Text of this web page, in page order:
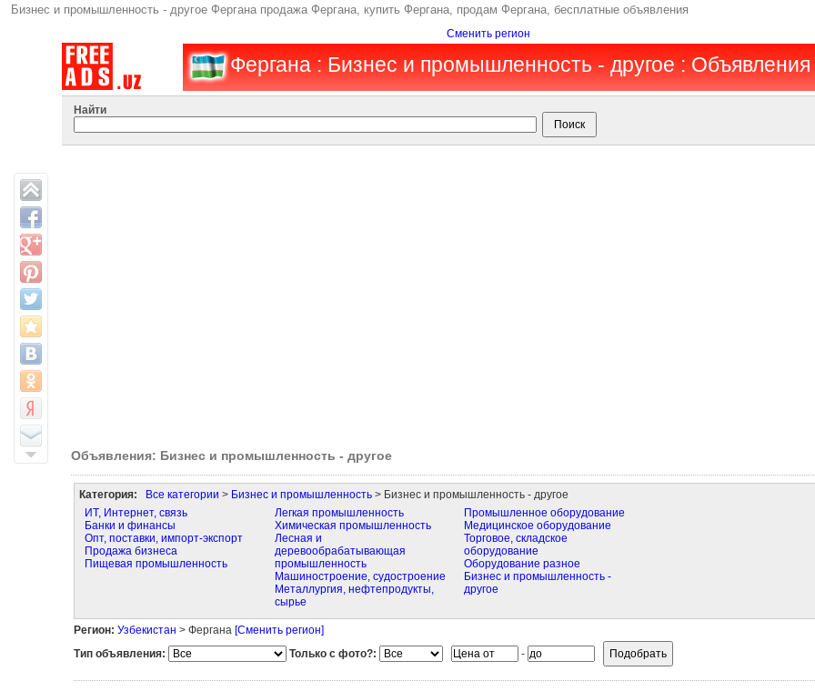
Бизнес и промышленность - другое Фергана продажа Фергана, купить Фергана, продам Фергана, бесплатные объявления
Сменить регион
Фергана : Бизнес и промышленность - другое : Объявления
Найти
Объявления: Бизнес и промышленность - другое
Категория: Все категории > Бизнес и промышленность> Бизнес и промышленность - другое
ИТ, Интернет, связь
Банки и финансы
Опт, поставки, импорт-экспорт
Продажа бизнеса
Пищевая промышленность
Легкая промышленность
Химическая промышленность
Лесная и
деревообрабатывающая
промышленность
Машиностроение, судостроение
Металлургия, нефтепродукты,
сырье
Промышленное оборудование
Медицинское оборудование
Торговое, складское
оборудование
Оборудование разное
Бизнес и промышленность -
другое
Регион: Узбекистан > Фергана [Сменить регион]
Тип объявления:
Только с фото?: -